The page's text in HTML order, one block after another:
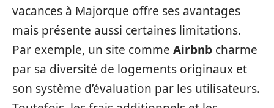
vacances à Majorque offre ses avantages
mais présente aussi certaines limitations.
Par exemple, un site comme Airbnb charme
par sa diversité de logements originaux et
son système d’évaluation par les utilisateurs.